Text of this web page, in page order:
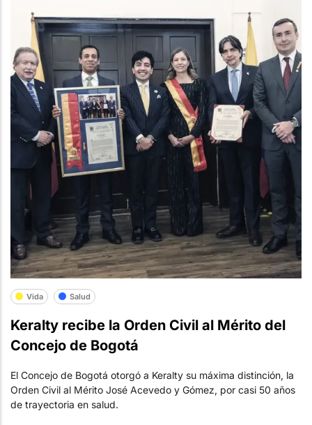
Vida Salud
Keralty recibe la Orden Civil al Mérito del
Concejo de Bogotá
El Concejo de Bogotá otorgó a Keralty su máxima distinción, la
Orden Civil al Mérito José Acevedo y Gómez, por casi 50 años
de trayectoria en salud.